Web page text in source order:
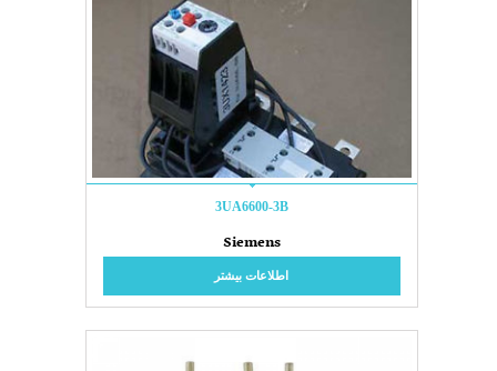
3UA6600-3B
Siemens
اطلاعات بیشتر